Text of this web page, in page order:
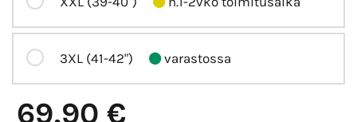
3XL (41-42") varastossa
69,90 €